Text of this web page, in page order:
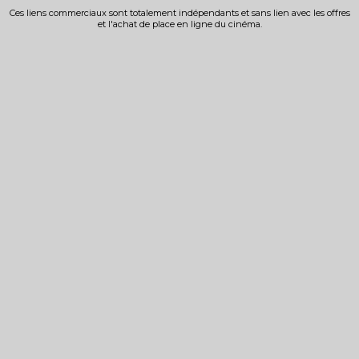
Ces liens commerciaux sont totalement indépendants et sans lien avec les offres
et l'achat de place en ligne du cinéma.